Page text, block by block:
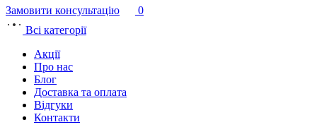
Замовити консультацію
0
Всі категорії
Акції
Про нас
Блог
Доставка та оплата
Відгуки
Контакти